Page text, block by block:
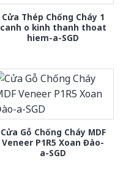
Cửa Thép Chống Cháy 1
canh o kinh thanh thoat
hiem-a-SGD
Cửa Gỗ Chống Cháy MDF
Veneer P1R5 Xoan Đào-
a-SGD